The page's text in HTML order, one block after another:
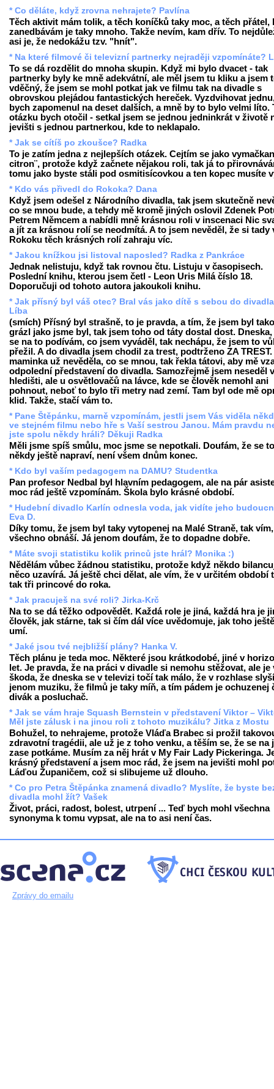
* Co děláte, když zrovna nehrajete? Pavlína
Těch aktivit mám tolik, a těch koníčků taky moc, a těch přátel,
zanedbávám je taky mnoho. Takže nevím, kam dřív. To
asi je, že nedokážu tzv. "hnít".
* Na které filmové či televizní partnerky nejraději vzpomínáte?
To se dá rozdělit do mnoha skupin. Když mi bylo dvacet - tak
partnerky byly ke mně adekvátní, ale měl jsem tu kliku a jsem
vděčný, že jsem se mohl potkat jak ve filmu tak na divadle s
obrovskou plejádou fantastických hereček. Vyzdvihovat
bych zapomenul na deset dalších, a mně by to bylo velmi líto.
otázku bych otočil - setkal jsem se jednou jedninkrát v životě
jevišti s jednou partnerkou, kde to neklapalo.
* Jak se cítíš po zkoušce? Radka
To je zatím jedna z nejlepších otázek. Cejtím se jako
citron¨, protože když začnete nějakou roli, tak já to
tomu jako byste stáli pod osmitisícovkou a ten kopec musíte
* Kdo vás přivedl do Rokoka? Dana
Když jsem odešel z Národního divadla, tak jsem skutečně
co se mnou bude, a tehdy mě kromě jiných oslovil Zdenek
Petrem Němcem a nabídli mně krásnou roli v inscenaci Nic
a jít za krásnou rolí se neodmítá. A to jsem nevěděl, že si tady
Rokoku těch krásných rolí zahraju víc.
* Jakou knížkou jsi listoval naposled? Radka z Pankráce
Jednak nelistuju, když tak rovnou čtu. Listuju v časopisech.
Poslední knihu, kterou jsem četl - Leon Uris Milá číslo 18.
Doporučuji od tohoto autora jakoukoli knihu.
* Jak přísný byl váš otec? Bral vás jako dítě s sebou do
Líba
(smích) Přísný byl strašně, to je pravda, a tím, že jsem byl
grázl jako jsme byl, tak jsem toho od táty dostal dost.
se na to podívám, co jsem vyváděl, tak nechápu, že jsem to
přežil. A do divadla jsem chodil za trest, podtrženo ZA
maminka už nevěděla, co se mnou, tak řekla tátovi, aby mě
odpolední představení do divadla. Samozřejmě jsem neseděl v
hledišti, ale u osvětlovačů na lávce, kde se člověk nemohl ani
pohnout, neboť to bylo tři metry nad zemí. Tam byl ode mě
klid. Takže, stačí vám to.
* Pane Štěpánku, marně vzpomínám, jestli jsem Vás viděla
ve stejném filmu nebo hře s Vaší sestrou Janou. Mám pravdu
jste spolu někdy hráli? Děkuji Radka
Měli jsme spíš smůlu, moc jsme se nepotkali. Doufám, že se to
někdy ještě napraví, není všem dnům konec.
* Kdo byl vaším pedagogem na DAMU? Studentka
Pan profesor Nedbal byl hlavním pedagogem, ale na pár
moc rád ještě vzpomínám. Škola bylo krásné období.
* Hudební divadlo Karlín odnesla voda, jak vidíte jeho
Eva D.
Díky tomu, že jsem byl taky vytopenej na Malé Straně, tak
všechno obnáší. Já jenom doufám, že to dopadne dobře.
* Máte svoji statistiku kolik princů jste hrál? Monika :)
Nědělám vůbec žádnou statistiku, protože když někdo
něco uzavírá. Já ještě chci dělat, ale vím, že v určitém období
tak tři princové do roka.
* Jak pracuješ na své roli? Jirka-Krč
Na to se dá těžko odpovědět. Každá role je jiná, každá hra je
člověk, jak stárne, tak si čím dál více uvědomuje, jak toho
umí.
* Jaké jsou tvé nejbližší plány? Hanka V.
Těch plánu je teda moc. Některé jsou krátkodobé, jiné v
let. Je pravda, že na práci v divadle si nemohu stěžovat, ale je
škoda, že dneska se v televizi točí tak málo, že v rozhlase
jenom muziku, že filmů je taky míň, a tím pádem je ochuzenej
divák a posluchač.
* Jak se vám hraje Squash Bernstein v představení Viktor –
Měl jste zálusk i na jinou roli z tohoto muzikálu? Jitka z Mostu
Bohužel, to nehrajeme, protože Vláďa Brabec si prožil
zdravotní tragédii, ale už je z toho venku, a těším se, že se na
zase potkáme. Musím za něj hrát v My Fair Lady Pickeringa.
krásný představení a jsem moc rád, že jsem na jevišti mohl
Láďou Županičem, což si slibujeme už dlouho.
* Co pro Petra Štěpánka znamená divadlo? Myslíte, že byste
divadla mohl žít? Vašek
Život, práci, radost, bolest, utrpení ... Teď bych mohl všechna
synonyma k tomu vypsat, ale na to asi není čas.
Zprávy do emailu